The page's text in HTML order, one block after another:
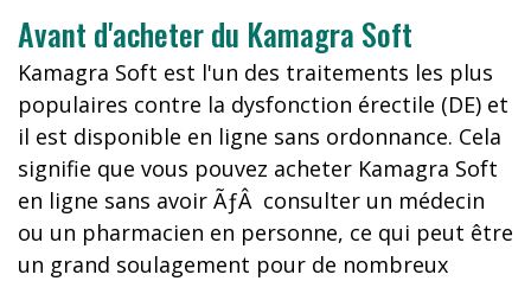
Avant d'acheter du Kamagra Soft
Kamagra Soft est l'un des traitements les plus
populaires contre la dysfonction érectile (DE) et
il est disponible en ligne sans ordonnance. Cela
signifie que vous pouvez acheter Kamagra Soft
en ligne sans avoir ÃƒÂ consulter un médecin
ou un pharmacien en personne, ce qui peut être
un grand soulagement pour de nombreux